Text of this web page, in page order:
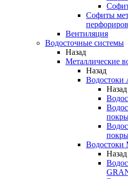
Софиты
Вентиляция
Водосточные системы
Назад
Металлические
Назад
Назад
Водостоки
Назад